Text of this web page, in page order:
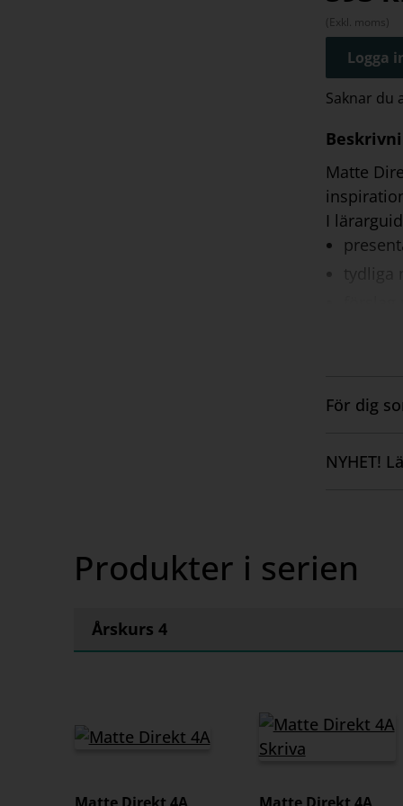
(Exkl. moms)
Logga
Saknar du
Matte
I
tydliga
För dig
Visa
NYHET!
Visa
Produkter i serien
Årskurs 4